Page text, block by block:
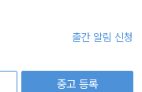
출간 알림 신청
중고 등록